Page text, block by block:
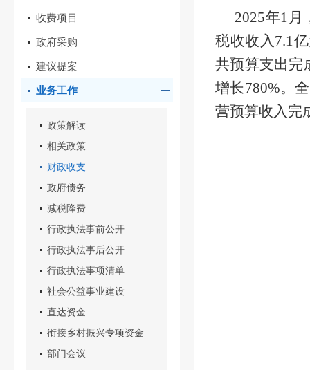
收费项目
政府采购
建议提案
业务工作
政策解读
相关政策
财政收支
政府债务
减税降费
行政执法事前公开
行政执法事后公开
行政执法事项清单
社会公益事业建设
直达资金
衔接乡村振兴专项资金
部门会议
2025年1 月
税收收入7.1
共预算支出完
增长780%。
营预算收入完